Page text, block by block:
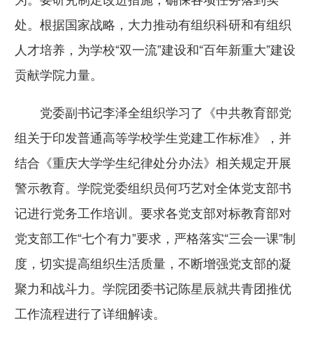
处。根据国家战略，大力推动有组织科研和有组织
人才培养，为学校“双一流”建设和“百年新重大”建设
贡献学院力量。
党委副书记李泽全组织学习了《中共教育部党
组关于印发普通高等学校学生党建工作标准》，并
结合《重庆大学学生纪律处分办法》相关规定开展
警示教育。学院党委组织员何巧艺对全体党支部书
记进行党务工作培训。要求各党支部对标教育部对
党支部工作“七个有力”要求，严格落实“三会一课”制
度，切实提高组织生活质量，不断增强党支部的凝
聚力和战斗力。学院团委书记陈星辰就共青团推优
工作流程进行了详细解读。